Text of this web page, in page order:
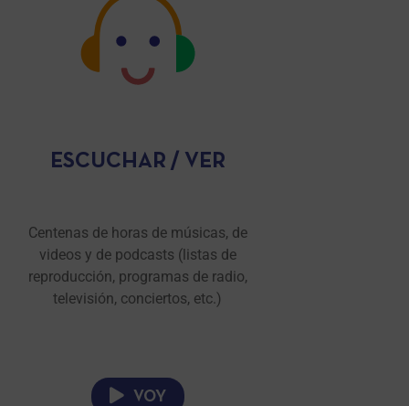
ESCUCHAR / VER
Centenas de horas de músicas, de
videos y de podcasts (listas de
reproducción, programas de radio,
televisión, conciertos, etc.)
VOY